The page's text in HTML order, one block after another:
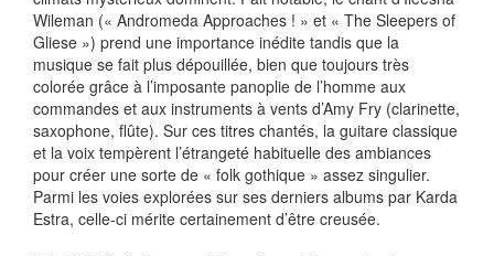
Wileman (« Andromeda Approaches ! » et « The Sleepers of
Gliese ») prend une importance inédite tandis que la
musique se fait plus dépouillée, bien que toujours très
colorée grâce à l’imposante panoplie de l’homme aux
commandes et aux instruments à vents d’Amy Fry (clarinette,
saxophone, flûte). Sur ces titres chantés, la guitare classique
et la voix tempèrent l’étrangeté habituelle des ambiances
pour créer une sorte de « folk gothique » assez singulier.
Parmi les voies explorées sur ses derniers albums par Karda
Estra, celle-ci mérite certainement d’être creusée.